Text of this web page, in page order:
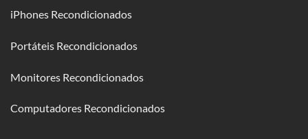
iPhones Recondicionados
Portáteis Recondicionados
Monitores Recondicionados
Computadores Recondicionados